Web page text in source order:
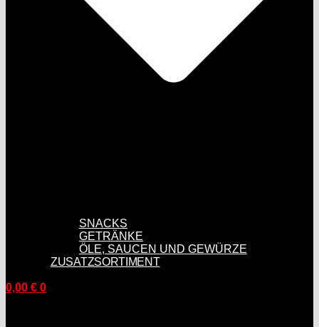
SNACKS
GETRÄNKE
ÖLE, SAUCEN UND GEWÜRZE
ZUSATZSORTIMENT
0,00 € 0